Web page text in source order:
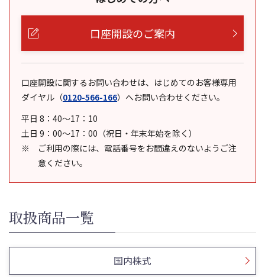
口座開設のご案内
口座開設に関するお問い合わせは、はじめてのお客様専用
ダイヤル （0120-566-166） へお問い合わせください。
平日 8：40～17：10
土日 9：00～17：00（祝日・年末年始を除く）
ご利用の際には、電話番号をお間違えのないようご注
意ください。
取扱商品一覧
国内株式